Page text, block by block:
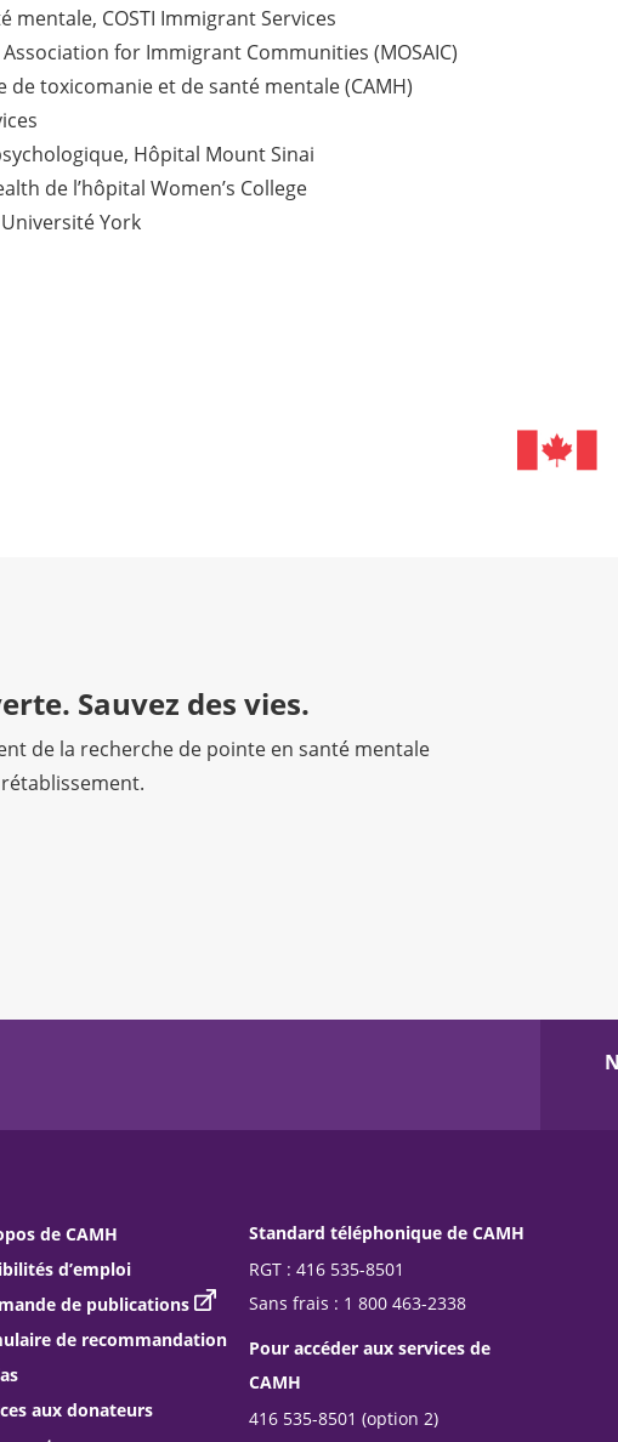
mentale, COSTI Immigrant Services
for Immigrant Communities (MOSAIC)
de toxicomanie et de santé mentale (CAMH)
Hôpital Mount Sinai
de l’hôpital Women’s College
York
Sauvez des vies.
de la recherche de pointe en santé mentale
de CAMH
d’emploi
de publications
de recommandation
aux donateurs
Standard téléphonique de CAMH
RGT : 416 535-8501
Sans frais : 1 800 463-2338
Pour accéder aux services de
CAMH
416 535-8501 (option 2)